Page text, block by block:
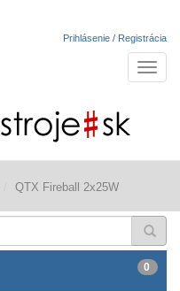
Prihlásenie / Registrácia
QTX Fireball 2x25W
0